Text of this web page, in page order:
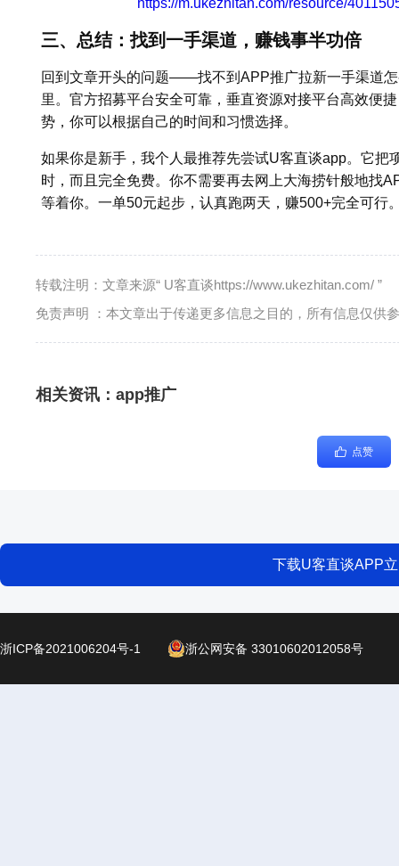
https://m.ukezhitan.com/resource/
三、总结：找到一手渠道，赚钱事半功倍
回到文章开头的问题——找不到APP推广拉新一手渠道
里。官方招募平台安全可靠，垂直资源对接平台高效便
势，你可以根据自己的时间和习惯选择。
如果你是新手，我个人最推荐先尝试U客直谈app。它把
时，而且完全免费。你不需要再去网上大海捞针般地找
等着你。一单50元起步，认真跑两天，赚500+完全可行
转载注明：文章来源“ U客直谈https://www.ukezhitan.com/ ”
免责声明 ：本文章出于传递更多信息之目的，所有信息仅供
相关资讯： app推广
点赞
下载U客直谈APP
浙ICP备2021006204号-1 浙公网安备 33010602012058号